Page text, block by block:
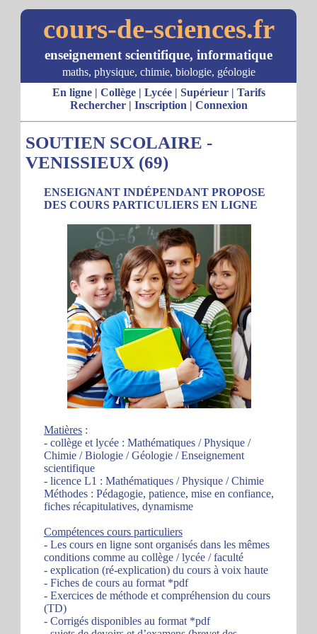
cours-de-sciences.fr
enseignement scientifique, informatique
maths, physique, chimie, biologie, géologie
En ligne| Collège| Lycée| Supérieur| Tarifs
Rechercher| Inscription | Connexion
SOUTIEN SCOLAIRE -
VENISSIEUX (69)
ENSEIGNANT INDÉPENDANT PROPOSE
DES COURS PARTICULIERS EN LIGNE
Matières :
- collège et lycée : Mathématiques / Physique /
Chimie / Biologie / Géologie / Enseignement
scientifique
- licence L1 : Mathématiques / Physique / Chimie
Méthodes : Pédagogie, patience, mise en confiance,
fiches récapitulatives, dynamisme
Compétences cours particuliers
- Les cours en ligne sont organisés dans les mêmes
conditions comme au collège / lycée / faculté
- explication (ré-explication) du cours à voix haute
- Fiches de cours au format *pdf
- Exercices de méthode et compréhension du cours
(TD)
- Corrigés disponibles au format *pdf